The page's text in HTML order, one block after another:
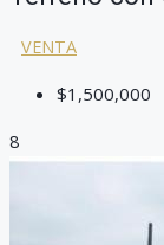
VENTA
$1,500,000
8